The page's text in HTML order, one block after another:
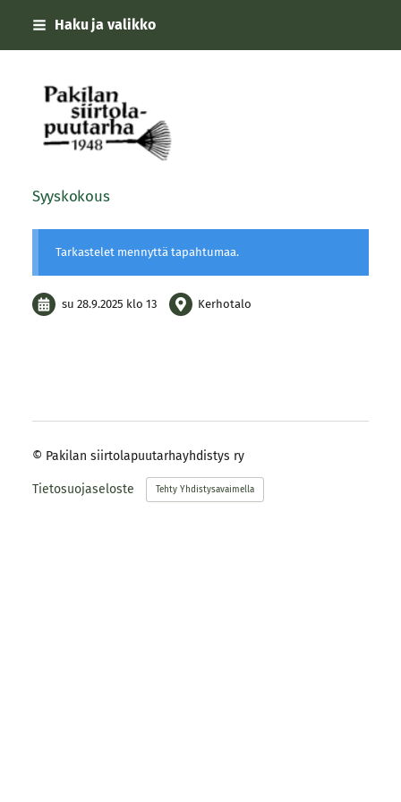
Siirry
sisältöön
Haku ja valikko
Pakilan siirtolapuutarha
Syyskokous
Tarkastelet mennyttä tapahtumaa.
su 28.9.2025 klo 13 Kerhotalo
© Pakilan siirtolapuutarhayhdistys ry
Tietosuojaseloste Tehty Yhdistysavaimella